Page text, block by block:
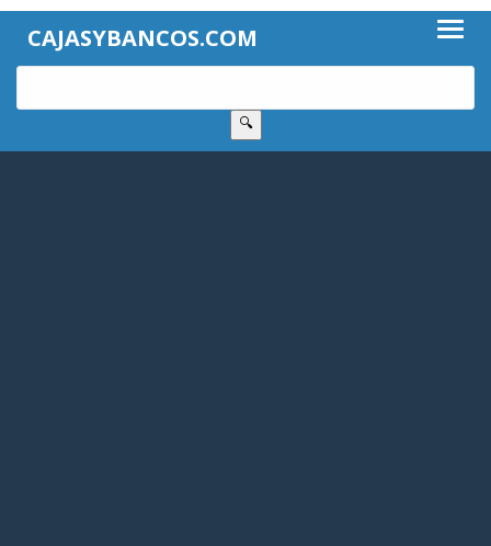
CAJASYBANCOS.COM
🔍